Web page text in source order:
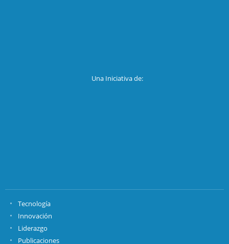
Una Iniciativa de:
Tecnología
Innovación
Liderazgo
Publicaciones